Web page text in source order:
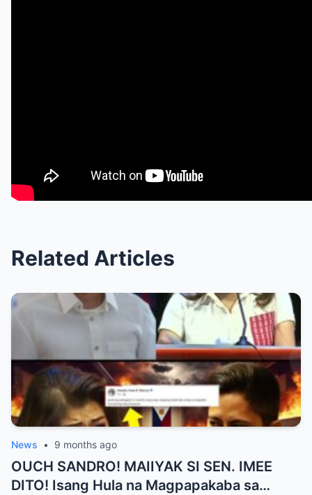
Related Articles
News • 9 months ago
OUCH SANDRO! MAIIYAK SI SEN. IMEE
DITO! Isang Hula na Magpapakaba sa